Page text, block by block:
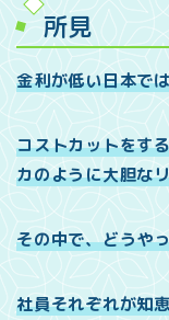
所見
金利が低い日本で
コストカットをす
カのように大胆な
その中で、どうや
社員それぞれが知